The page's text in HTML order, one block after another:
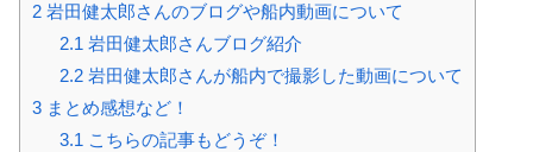
2 岩田健太郎さんのブログや船内動画について
2.1岩田健太郎さんブログ紹介
2.2岩田健太郎さんが船内で撮影した動画について
3 まとめ感想など！
3.1こちらの記事もどうぞ！